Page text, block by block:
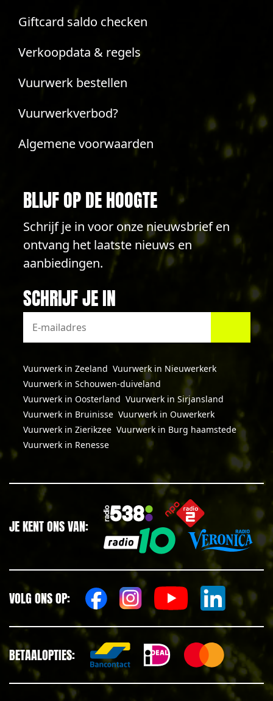
Giftcard saldo checken
Verkoopdata & regels
Vuurwerk bestellen
Vuurwerkverbod?
Algemene voorwaarden
BLIJF OP DE HOOGTE
Schrijf je in voor onze nieuwsbrief en
ontvang het laatste nieuws en
aanbiedingen.
SCHRIJF JE IN
Vuurwerk in Zeeland Vuurwerk in Nieuwerkerk
Vuurwerk in Schouwen-duiveland
Vuurwerk in Oosterland Vuurwerk in Sirjansland
Vuurwerk in Bruinisse Vuurwerk in Ouwerkerk
Vuurwerk in Zierikzee Vuurwerk in Burg haamstede
Vuurwerk in Renesse
JE KENT ONS VAN:
VOLG ONS OP:
BETAALOPTIES: